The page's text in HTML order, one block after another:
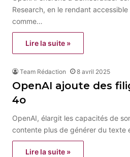
Research, en le rendant
comme…
Lire la suite »
Team Rédaction 8 avril 2025
OpenAI ajoute des
4o
OpenAI, élargit les capacités de
contente plus de générer du texte
Lire la suite »